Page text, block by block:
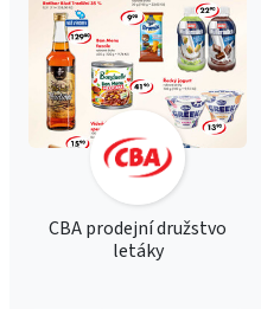
CBA prodejní družstvo
letáky